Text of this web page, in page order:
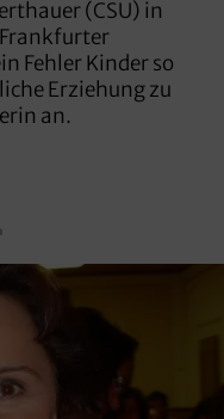
(CSU) in
Fehler Kinder so
Erziehung zu
an.